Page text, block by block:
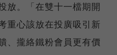
放。「在雙十一檔期開
重心該放在投廣吸引新
、攏絡鐵粉會員更有價